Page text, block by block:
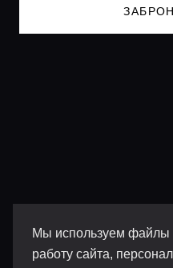
Мы используем файлы
работу сайта,